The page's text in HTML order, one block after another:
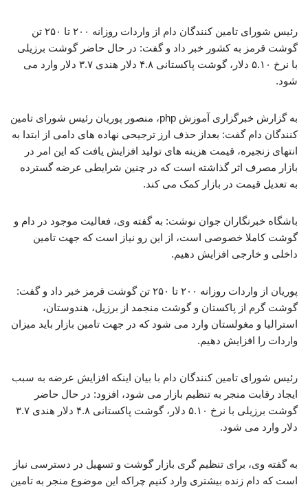
رئیس شورای تامین کنندگان دام از واردات روزانه ۲۰۰ تا ۲۵۰ تن
گوشت قرمز به کشور خبر داد و گفت: در حال حاضر گوشت برزیلی
با نرخ ۵.۱۰ دلار، گوشت پاکستانی ۴.۸ دلار هندی ۳.۷ دلار وارد می
شود.
به گزارش خبرگزاری آموزش php، منصور پوریان رئیس شورای تامین
کنندگان دام گفت: بعداز حذف ارز ترجیحی نهاده های دامی از ابتدا به
انتهای زنجیره، قیمت هزینه های تولید افزایش یافت که این امر در
بازار مصرف اثر گذاشته است که در چنین شرایطی عرضه گسترده
به تعدیل قیمت در بازار کمک‌ می کند.
باشگاه خبرنگاران جوان نوشت: به گفته وی، فعالیت موجود در دام و
گوشت کاملا خصوصی است، از این رو نیاز است که جهت تامین
داخلی و خارجی افزایش دهیم.
پوریان از واردات روزانه ۲۰۰ تا ۲۵۰ تن گوشت قرمز خبر داد و گفت:
گوشت گرم از پاکستان و گوشت منجمد از برزیل، هندوستان،
استرالیا و مغولستان وارد می شود که در جهت تامین بازار باید میزان
واردات را افزایش دهیم.
رئیس شورای تامین کنندگان دام با بیان اینکه افزایش عرضه به سبب
ایجاد رقابت منجر به تنظیم بازار می شود، افزود: در حال حاضر
گوشت برزیلی با نرخ ۵.۱۰ دلار، گوشت پاکستانی ۴.۸ دلار هندی ۳.۷
دلار وارد می شود.
به گفته وی، برای تنظیم گری بازار گوشت و تسهیل در دسترسی نیاز
است که دام زنده بیشتری وارد کنیم چراکه این موضوع منجر به تامین